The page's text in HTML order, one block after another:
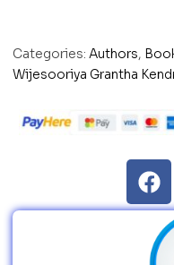
Categories: Authors,
Wijesooriya Grantha